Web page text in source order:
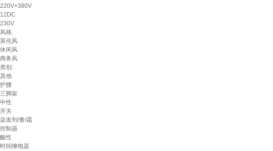
220V+380V
12DC
230V
风格:
英伦风
休闲风
商务风
类别:
其他
护腰
三脚架
中性
开关
染发剂/膏/霜
控制器
酸性
时间继电器